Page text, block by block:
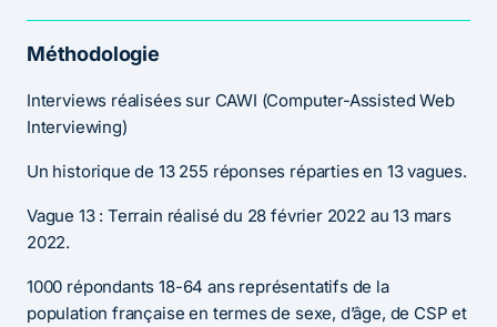
Méthodologie
Interviews réalisées sur CAWI (Computer-Assisted Web
Interviewing)
Un historique de 13 255 réponses réparties en 13 vagues.
Vague 13 : Terrain réalisé du 28 février 2022 au 13 mars
2022.
1000 répondants 18-64 ans représentatifs de la
population française en termes de sexe, d’âge, de CSP et